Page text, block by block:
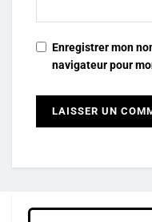
Enregistrer mon
navigateur pour